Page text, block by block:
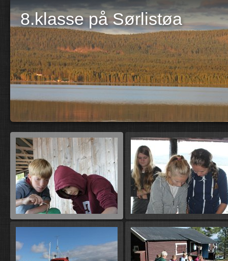
8.klasse på Sørlistøa